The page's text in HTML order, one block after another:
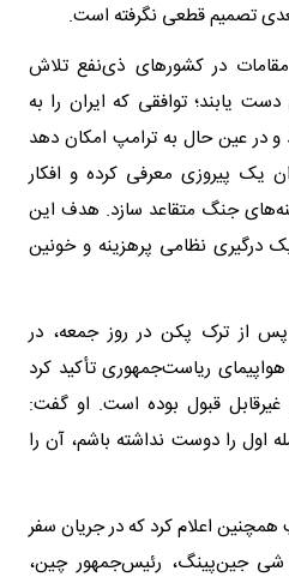
تصمیم قطعی نگرفته است.
در کشورهای ذی‌نفع تلاش
یابند؛ توافقی که ایران را به
و در عین حال به ترامپ امکان دهد
یک پیروزی معرفی کرده و افکار
جنگ متقاعد سازد. هدف این
درگیری نظامی پرهزینه و خونین
پس از ترک پکن در روز جمعه، در
ریاست‌جمهوری تأکید کرد
قبول بوده است. او گفت:
اول را دوست نداشته باشم، آن را
اعلام کرد که در جریان سفر
شی جین‌پینگ، رئیس‌جمهور چین،